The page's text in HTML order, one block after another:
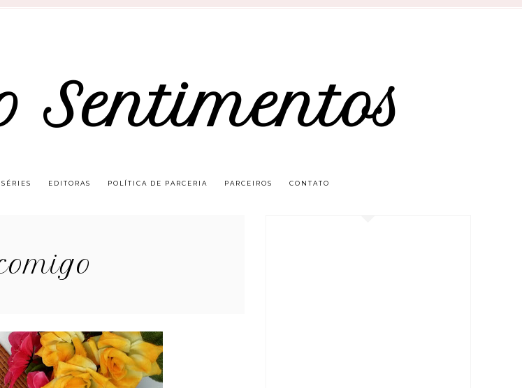
Sentimentos
SÉRIES EDITORAS POLÍTICA DE PARCERIA PARCEIROS CONTATO